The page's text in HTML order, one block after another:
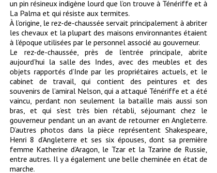
un pin résineux indigène lourd que l’on trouve à Ténériffe et à
La Palma et qui résiste aux termites.
À l’origine, le rez-de-chaussée servait principalement à abriter
les chevaux et la plupart des maisons environnantes étaient
à l’époque utilisées par le personnel associé au gouverneur.
Le rez-de-chaussée, près de l’entrée principale, abrite
aujourd’hui la salle des Indes, avec des meubles et des
objets rapportés d’Inde par les propriétaires actuels, et le
cabinet de travail, qui contient des peintures et des
souvenirs de l’amiral Nelson, qui a attaqué Ténériffe et a été
vaincu, perdant non seulement la bataille mais aussi son
bras, et qui s’est très bien rétabli, séjournant chez le
gouverneur pendant un an avant de retourner en Angleterre.
D’autres photos dans la pièce représentent Shakespeare,
Henri 8 d’Angleterre et ses six épouses, dont sa première
femme Katherine d’Aragon, le Tzar et la Tzarine de Russie,
entre autres. Il y a également une belle cheminée en état de
marche.